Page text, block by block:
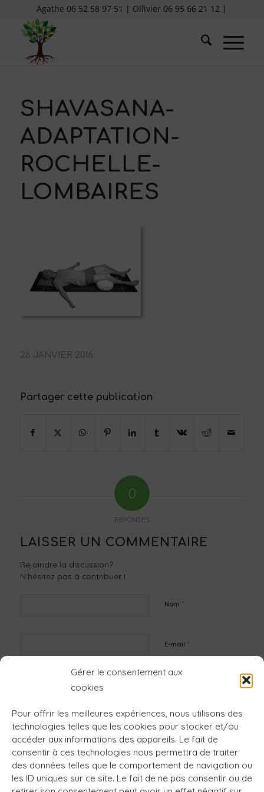
Gérer le consentement aux
cookies
Pour offrir les meilleures expériences, nous utilisons des
technologies telles que les cookies pour stocker et/ou
accéder aux informations des appareils. Le fait de
consentir à ces technologies nous permettra de traiter
des données telles que le comportement de navigation ou
les ID uniques sur ce site. Le fait de ne pas consentir ou de
Agathe 06 52 58 97 51 | Ollivier 06 95 66 21 12 |
SHAVASANA-
ADAPTATION-
ROCHELLE-
LOMBAIRES
26 JANVIER 2016
Partager cette publication
0
RÉPONSES
LAISSER UN COMMENTAIRE
Rejoindre la discussion?
N’hésitez pas à contribuer !
Nom *
E-mail *